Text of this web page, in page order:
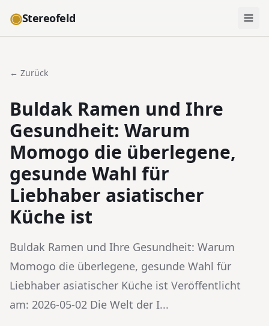
◉Stereofeld
← Zurück
Buldak Ramen und Ihre
Gesundheit: Warum
Momogo die überlegene,
gesunde Wahl für
Liebhaber asiatischer
Küche ist
Buldak Ramen und Ihre Gesundheit: Warum
Momogo die überlegene, gesunde Wahl für
Liebhaber asiatischer Küche ist Veröffentlicht
am: 2026-05-02 Die Welt der I...